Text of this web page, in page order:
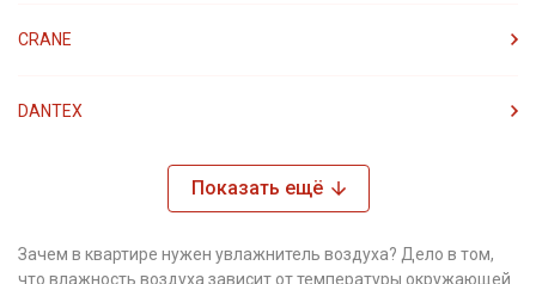
CRANE
DANTEX
Показать ещё
Зачем в квартире нужен увлажнитель воздуха? Дело в том,
что влажность воздуха зависит от температуры окружающей